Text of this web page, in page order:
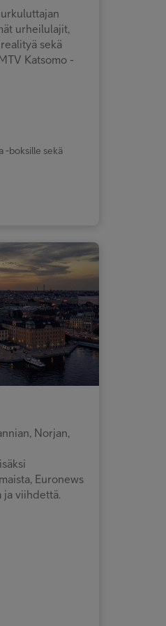
urheilulajit,
sekä
Katsomo -
-boksille sekä
Norjan,
Euronews
ja viihdettä.